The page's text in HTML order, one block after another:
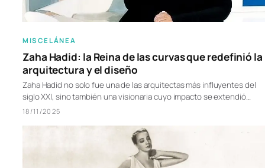
MISCELÁNEA
Zaha Hadid: la Reina de las curvas que redefinió la
arquitectura y el diseño
Zaha Hadid no solo fue una de las arquitectas más influyentes del
siglo XXI, sino también una visionaria cuyo impacto se extendió…
18/11/2025